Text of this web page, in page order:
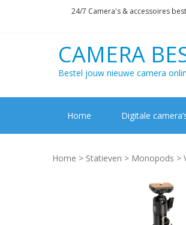
24/7 Camera's & accessoires
CAMERA
Bestel jouw nieuwe camera
Home Digitale
Home > Statieven > Monopods >